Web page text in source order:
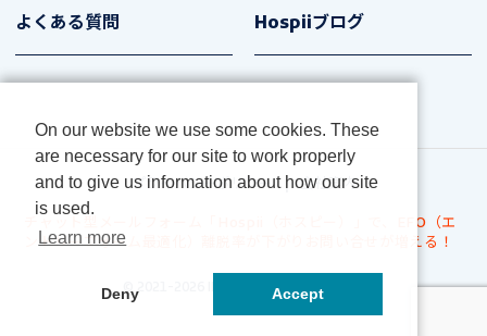
よくある質問 Hospiiブログ
プライバシーポリシー 会社案内
チャット型メールフォーム「Hospii（ホスピー）」で、EFO（エ
ントリーフォーム最適化）離脱率が下がりお問い合せが増える！
© 2021-2026 IMC .All Rights Reserved
On our website we use some cookies. These
are necessary for our site to work properly
and to give us information about how our site
is used.
Learn more
Deny Accept